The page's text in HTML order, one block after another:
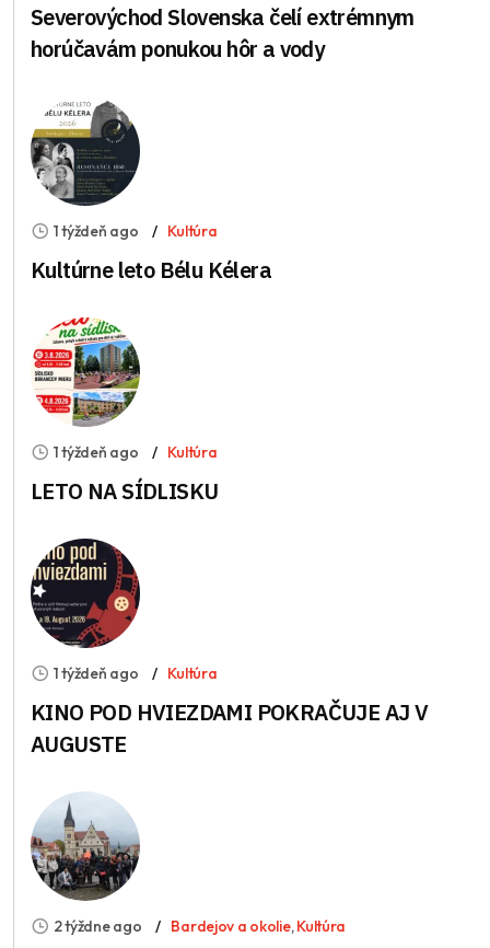
Severovýchod Slovenska čelí extrémnym
horúčavám ponukou hôr a vody
1 týždeň ago Kultúra
Kultúrne leto Bélu Kélera
1 týždeň ago Kultúra
LETO NA SÍDLISKU
1 týždeň ago Kultúra
KINO POD HVIEZDAMI POKRAČUJE AJ V
AUGUSTE
2 týždne ago Bardejov a okolie,Kultúra